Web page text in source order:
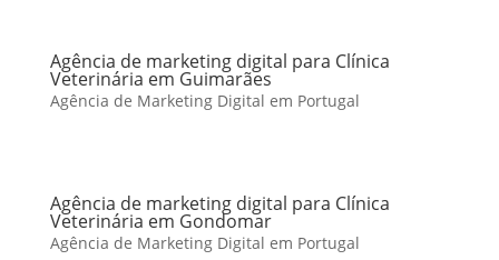
Agência de marketing digital para Clínica
Veterinária em Guimarães
Agência de Marketing Digital em Portugal
Agência de marketing digital para Clínica
Veterinária em Gondomar
Agência de Marketing Digital em Portugal